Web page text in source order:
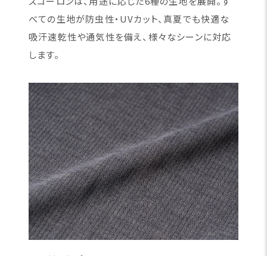
べての生地が防虫性・UVカット、真夏でも快適な
吸汗速乾性や通気性を備え、様々なシーンに対応
します。